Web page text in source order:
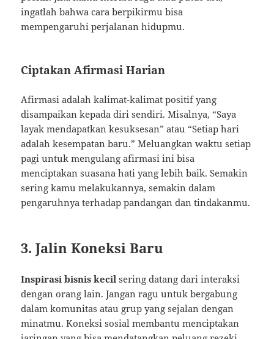
ingatlah bahwa cara berpikirmu bisa
mempengaruhi perjalanan hidupmu.
Ciptakan Afirmasi Harian
Afirmasi adalah kalimat-kalimat positif yang
disampaikan kepada diri sendiri. Misalnya, “Saya
layak mendapatkan kesuksesan” atau “Setiap hari
adalah kesempatan baru.” Meluangkan waktu setiap
pagi untuk mengulang afirmasi ini bisa
menciptakan suasana hati yang lebih baik. Semakin
sering kamu melakukannya, semakin dalam
pengaruhnya terhadap pandangan dan tindakanmu.
3. Jalin Koneksi Baru
Inspirasi bisnis kecil sering datang dari interaksi
dengan orang lain. Jangan ragu untuk bergabung
dalam komunitas atau grup yang sejalan dengan
minatmu. Koneksi sosial membantu menciptakan